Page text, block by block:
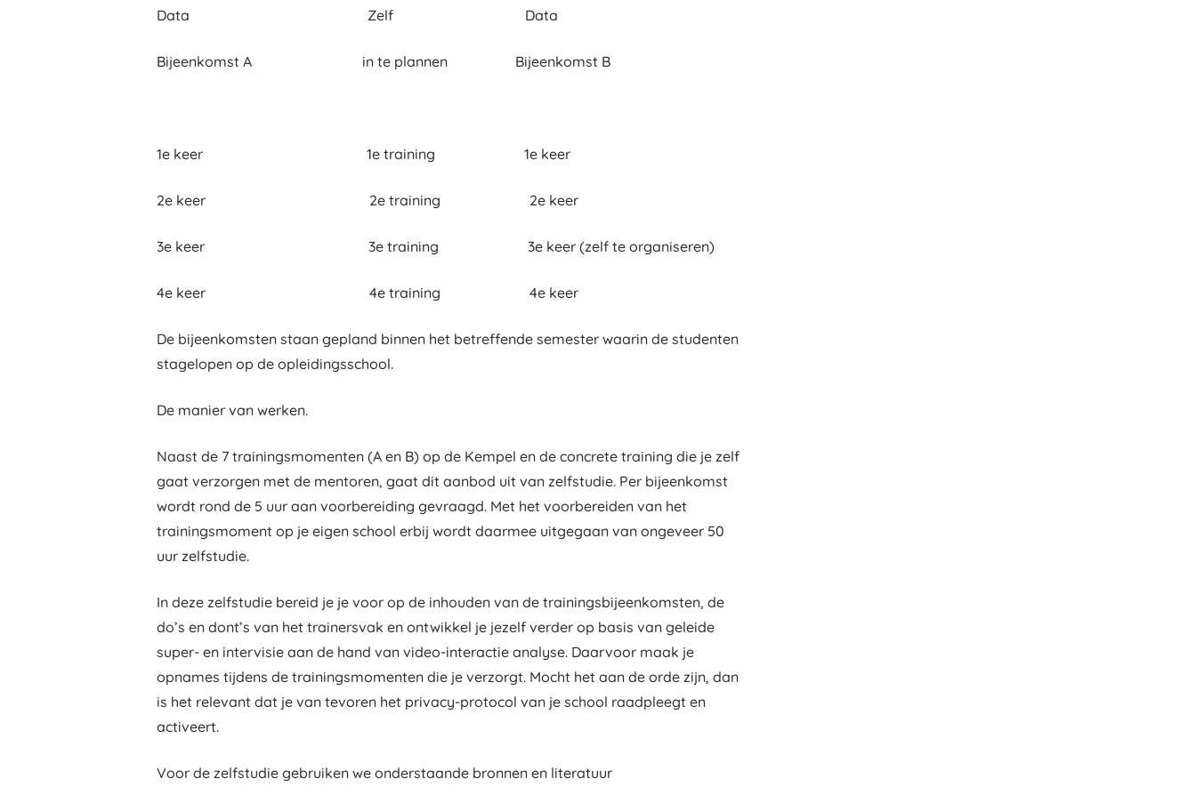
Data Zelf Data
Bijeenkomst A in te plannen Bijeenkomst B
1e keer 1e training 1e keer
2e keer 2e training 2e keer
3e keer 3e training 3e keer (zelf te organiseren)
4e keer 4e training 4e keer
De bijeenkomsten staan gepland binnen het betreffende semester waarin de studenten
stagelopen op de opleidingsschool.
De manier van werken.
Naast de 7 trainingsmomenten (A en B) op de Kempel en de concrete training die je zelf
gaat verzorgen met de mentoren, gaat dit aanbod uit van zelfstudie. Per bijeenkomst
wordt rond de 5 uur aan voorbereiding gevraagd. Met het voorbereiden van het
trainingsmoment op je eigen school erbij wordt daarmee uitgegaan van ongeveer 50
uur zelfstudie.
In deze zelfstudie bereid je je voor op de inhouden van de trainingsbijeenkomsten, de
do’s en dont’s van het trainersvak en ontwikkel je jezelf verder op basis van geleide
super- en intervisie aan de hand van video-interactie analyse. Daarvoor maak je
opnames tijdens de trainingsmomenten die je verzorgt. Mocht het aan de orde zijn, dan
is het relevant dat je van tevoren het privacy-protocol van je school raadpleegt en
activeert.
Voor de zelfstudie gebruiken we onderstaande bronnen en literatuur